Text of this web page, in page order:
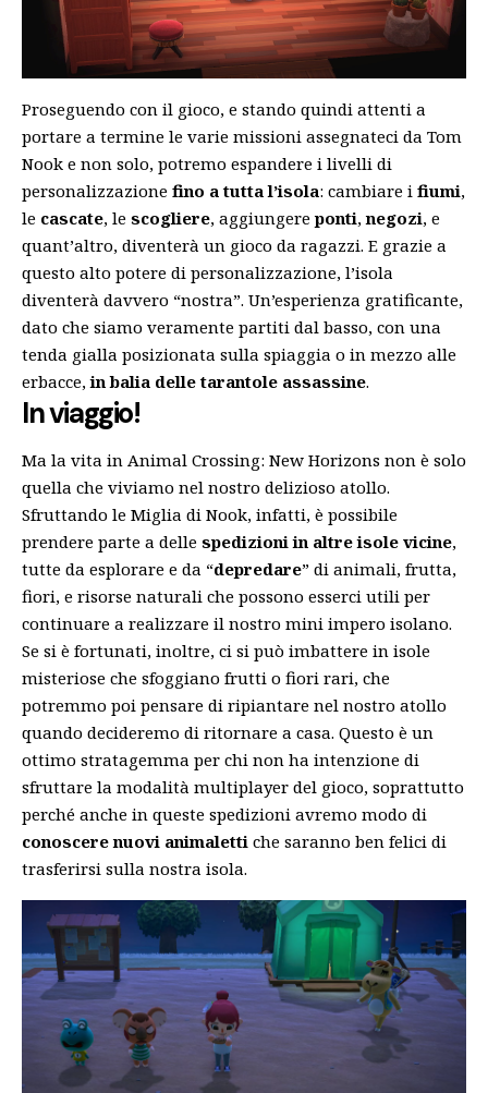
Proseguendo con il gioco, e stando quindi attenti a
portare a termine le varie missioni assegnateci da Tom
Nook e non solo, potremo espandere i livelli di
personalizzazione fino a tutta l’isola: cambiare i fiumi,
le cascate, le scogliere, aggiungereponti,negozi, e
quant’altro, diventerà un gioco da ragazzi. E grazie a
questo alto potere di personalizzazione, l’isola
diventerà davvero “nostra”. Un’esperienza gratificante,
dato che siamo veramente partiti dal basso, con una
tenda gialla posizionata sulla spiaggia o in mezzo alle
erbacce,in balia delle tarantole assassine.
In viaggio!
Ma la vita in Animal Crossing: New Horizons non è solo
quella che viviamo nel nostro delizioso atollo.
Sfruttando le Miglia di Nook, infatti, è possibile
prendere parte a delle spedizioni in altre isole vicine,
tutte da esplorare e da “depredare” di animali, frutta,
fiori, e risorse naturali che possono esserci utili per
continuare a realizzare il nostro mini impero isolano.
Se si è fortunati, inoltre, ci si può imbattere in isole
misteriose che sfoggiano frutti o fiori rari, che
potremmo poi pensare di ripiantare nel nostro atollo
quando decideremo di ritornare a casa. Questo è un
ottimo stratagemma per chi non ha intenzione di
sfruttare la modalità multiplayer del gioco, soprattutto
perché anche in queste spedizioni avremo modo di
conoscere nuovi animaletti che saranno ben felici di
trasferirsi sulla nostra isola.